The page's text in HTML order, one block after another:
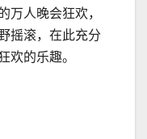
万人晚会狂欢，
摇滚，在此充分
欢的乐趣。